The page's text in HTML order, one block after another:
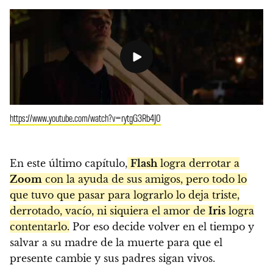
https://www.youtube.com/watch?v=rytgG3Rb4J0
En este último capítulo, Flash logra derrotar a
Zoom con la ayuda de sus amigos, pero todo lo
que tuvo que pasar para lograrlo lo deja triste,
derrotado, vacío, ni siquiera el amor de Iris logra
contentarlo. Por eso decide volver en el tiempo y
salvar a su madre de la muerte para que el
presente cambie y sus padres sigan vivos.